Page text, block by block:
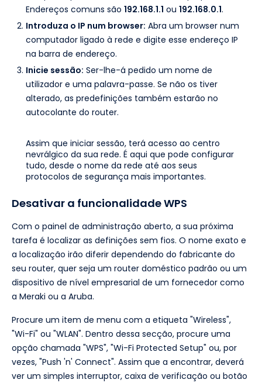
Endereços comuns são 192.168.1.1 ou 192.168.0.1.
Introduza o IP num browser: Abra um browser num
computador ligado à rede e digite esse endereço IP
na barra de endereço.
Inicie sessão: Ser-lhe-á pedido um nome de
utilizador e uma palavra-passe. Se não os tiver
alterado, as predefinições também estarão no
autocolante do router.
Assim que iniciar sessão, terá acesso ao centro
nevrálgico da sua rede. É aqui que pode configurar
tudo, desde o nome da rede até aos seus
protocolos de segurança mais importantes.
Desativar a funcionalidade WPS
Com o painel de administração aberto, a sua próxima
tarefa é localizar as definições sem fios. O nome exato e
a localização irão diferir dependendo do fabricante do
seu router, quer seja um router doméstico padrão ou um
dispositivo de nível empresarial de um fornecedor como
a Meraki ou a Aruba.
Procure um item de menu com a etiqueta "Wireless",
"Wi-Fi" ou "WLAN". Dentro dessa secção, procure uma
opção chamada "WPS", "Wi-Fi Protected Setup" ou, por
vezes, "Push 'n' Connect". Assim que a encontrar, deverá
ver um simples interruptor, caixa de verificação ou botão